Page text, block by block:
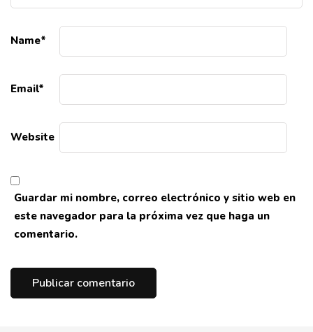
Name*
Email*
Website
Guardar mi nombre, correo electrónico y sitio web en
este navegador para la próxima vez que haga un
comentario.